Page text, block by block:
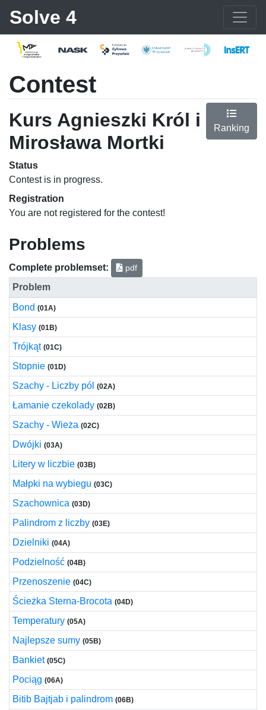
Solve 4
Contest
Kurs Agnieszki Król i
Mirosława Mortki
Ranking
Status
Contest is in progress.
Registration
You are not registered for the contest!
Problems
Complete problemset: pdf
Problem
Bond (01A)
Klasy (01B)
Trójkąt (01C)
Stopnie (01D)
Szachy - Liczby pól (02A)
Łamanie czekolady (02B)
Szachy - Wieża (02C)
Dwójki (03A)
Litery w liczbie (03B)
Małpki na wybiegu (03C)
Szachownica (03D)
Palindrom z liczby (03E)
Dzielniki (04A)
Podzielność (04B)
Przenoszenie (04C)
Ścieżka Sterna-Brocota (04D)
Temperatury (05A)
Najlepsze sumy (05B)
Bankiet (05C)
Pociąg (06A)
Bitib Bajtjab i palindrom (06B)